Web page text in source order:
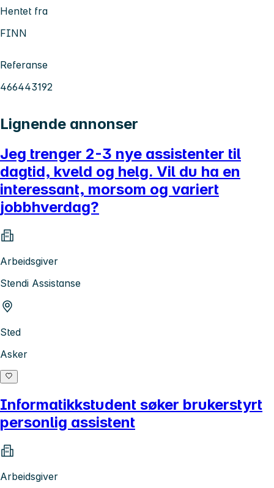
Hentet fra
FINN
Referanse
466443192
Lignende annonser
Jeg trenger 2-3 nye assistenter til
dagtid, kveld og helg. Vil du ha en
interessant, morsom og variert
jobbhverdag?
Arbeidsgiver
Stendi Assistanse
Sted
Asker
Informatikkstudent søker brukerstyrt
personlig assistent
Arbeidsgiver